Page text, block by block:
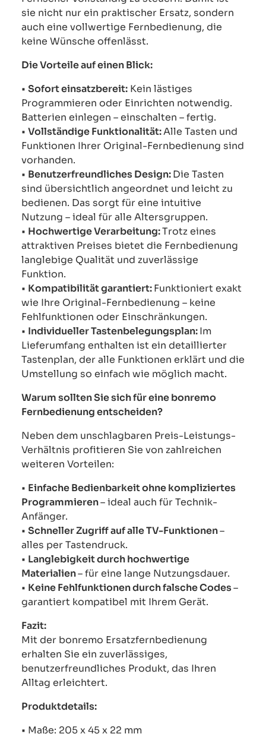
sie nicht nur ein praktischer Ersatz, sondern
auch eine vollwertige Fernbedienung, die
keine Wünsche offenlässt.
Die Vorteile auf einen Blick:
• Sofort einsatzbereit: Kein lästiges
Programmieren oder Einrichten notwendig.
Batterien einlegen – einschalten – fertig.
• Vollständige Funktionalität:Alle Tasten und
Funktionen Ihrer Original-Fernbedienung sind
vorhanden.
• Benutzerfreundliches Design:Die Tasten
sind übersichtlich angeordnet und leicht zu
bedienen. Das sorgt für eine intuitive
Nutzung – ideal für alle Altersgruppen.
• Hochwertige Verarbeitung:Trotz eines
attraktiven Preises bietet die Fernbedienung
langlebige Qualität und zuverlässige
Funktion.
• Kompatibilität garantiert:Funktioniert exakt
wie Ihre Original-Fernbedienung – keine
Fehlfunktionen oder Einschränkungen.
• Individueller Tastenbelegungsplan:Im
Lieferumfang enthalten ist ein detaillierter
Tastenplan, der alle Funktionen erklärt und die
Umstellung so einfach wie möglich macht.
Warum sollten Sie sich für eine bonremo
Fernbedienung entscheiden?
Neben dem unschlagbaren Preis-Leistungs-
Verhältnis profitieren Sie von zahlreichen
weiteren Vorteilen:
• Einfache Bedienbarkeit ohne kompliziertes
Programmieren– ideal auch für Technik-
Anfänger.
• Schneller Zugriff auf alle TV-Funktionen–
alles per Tastendruck.
• Langlebigkeit durch hochwertige
Materialien– für eine lange Nutzungsdauer.
• Keine Fehlfunktionen durch falsche Codes–
garantiert kompatibel mit Ihrem Gerät.
Fazit:
Mit der bonremo Ersatzfernbedienung
erhalten Sie ein zuverlässiges,
benutzerfreundliches Produkt, das Ihren
Alltag erleichtert.
Produktdetails:
• Maße: 205 x 45 x 22 mm